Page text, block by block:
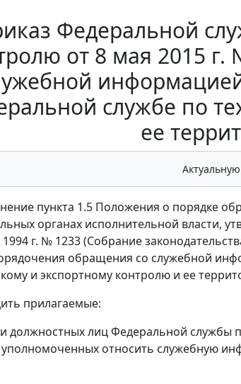
Федеральной
от 8 мая 2015
службе по
ее
пункта 1.5 Положения о порядке
органах исполнительной власти,
г. № 1233 (Собрание
обращения со служебной
и экспортному контролю и ее
прилагаемые:
должностных лиц Федеральной службы
уполномоченных относить служебную